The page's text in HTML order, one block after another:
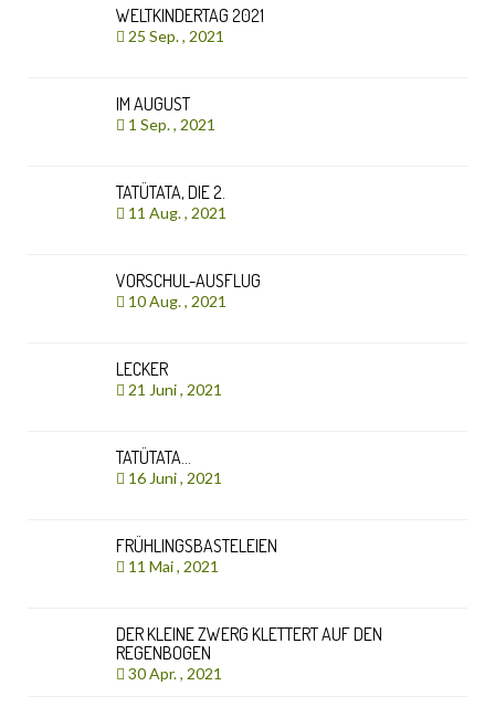
WELTKINDERTAG 2021
25 Sep. , 2021
IM AUGUST
1 Sep. , 2021
TATÜTATA, DIE 2.
11 Aug. , 2021
VORSCHUL-AUSFLUG
10 Aug. , 2021
LECKER
21 Juni , 2021
TATÜTATA…
16 Juni , 2021
FRÜHLINGSBASTELEIEN
11 Mai , 2021
DER KLEINE ZWERG KLETTERT AUF DEN
REGENBOGEN
30 Apr. , 2021